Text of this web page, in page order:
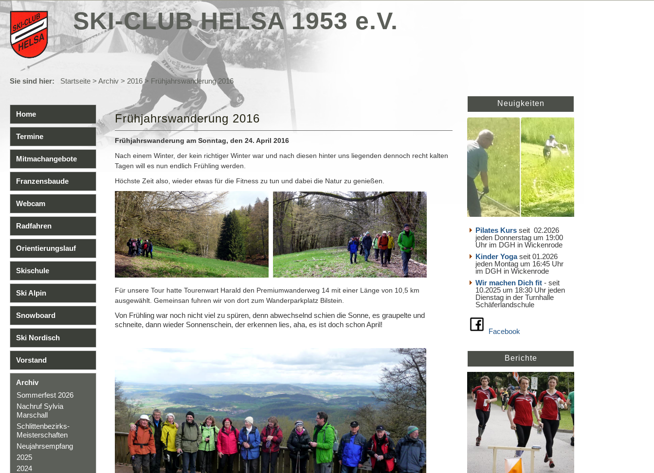
SKI-CLUB HELSA 1953 e.V.
Sie sind hier: Startseite > Archiv > 2016 > Frühjahrswanderung 2016
Home
Termine
Mitmachangebote
Franzensbaude
Webcam
Radfahren
Orientierungslauf
Skischule
Ski Alpin
Snowboard
Ski Nordisch
Vorstand
Archiv
Sommerfest 2026
Nachruf Sylvia
Marschall
Schlittenbezirks-
Meisterschaften
Neujahrsempfang
2025
2024
Frühjahrswanderung 2016
Frühjahrswanderung am Sonntag, den 24. April 2016
Nach einem Winter, der kein richtiger Winter war und nach diesen hinter uns liegenden dennoch recht kalten
Tagen will es nun endlich Frühling werden.
Höchste Zeit also, wieder etwas für die Fitness zu tun und dabei die Natur zu genießen.
Für unsere Tour hatte Tourenwart Harald den Premiumwanderweg 14 mit einer Länge von 10,5 km
ausgewählt. Gemeinsan fuhren wir von dort zum Wanderparkplatz Bilstein.
Von Frühling war noch nicht viel zu spüren, denn abwechselnd schien die Sonne, es graupelte und
schneite, dann wieder Sonnenschein, der erkennen lies, aha, es ist doch schon April!
Neuigkeiten
Pilates Kurs seit 02.2026
jeden Donnerstag um 19:00
Uhr im DGH in Wickenrode
Kinder Yogaseit 01.2026
jeden Montag um 16:45 Uhr
im DGH in Wickenrode
Wir machen Dich fit - seit
10.2025 um 18:30 Uhr jeden
Dienstag in der Turnhalle
Schäferlandschule
Facebook
Berichte